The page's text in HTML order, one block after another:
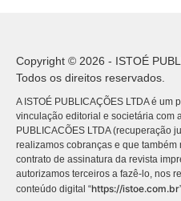
Copyright © 2026 - ISTOÉ
Todos os direitos reservados.
A ISTOÉ PUBLICAÇÕES LTDA é
vinculação editorial e societária com
PUBLICACÕES LTDA (recuperação
realizamos cobranças e que
contrato de assinatura da revista
autorizamos terceiros a fazê-lo, nos
conteúdo digital “https://istoe.com.br